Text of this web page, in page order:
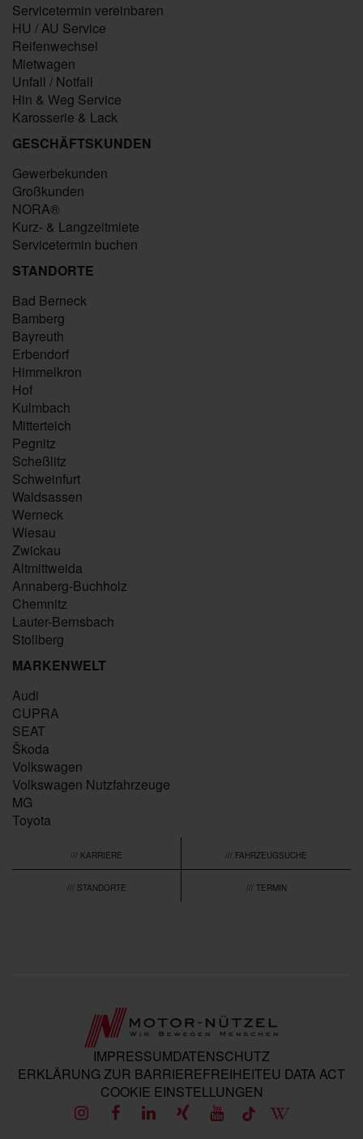
Servicetermin vereinbaren
HU / AU Service
Reifenwechsel
Mietwagen
Unfall / Notfall
Hin & Weg Service
Karosserie & Lack
GESCHÄFTSKUNDEN
Gewerbekunden
Großkunden
NORA®
Kurz- & Langzeitmiete
Servicetermin buchen
STANDORTE
Bad Berneck
Bamberg
Bayreuth
Erbendorf
Himmelkron
Hof
Kulmbach
Mitterteich
Pegnitz
Scheßlitz
Schweinfurt
Waldsassen
Werneck
Wiesau
Zwickau
Altmittweida
Annaberg-Buchholz
Chemnitz
Lauter-Bernsbach
Stollberg
MARKENWELT
Audi
CUPRA
SEAT
Škoda
Volkswagen
Volkswagen Nutzfahrzeuge
MG
Toyota
/// KARRIERE /// FAHRZEUGSUCHE
/// STANDORTE /// TERMIN
IMPRESSUMDATENSCHUTZ
ERKLÄRUNG ZUR BARRIEREFREIHEITEU DATA ACT
COOKIE EINSTELLUNGEN